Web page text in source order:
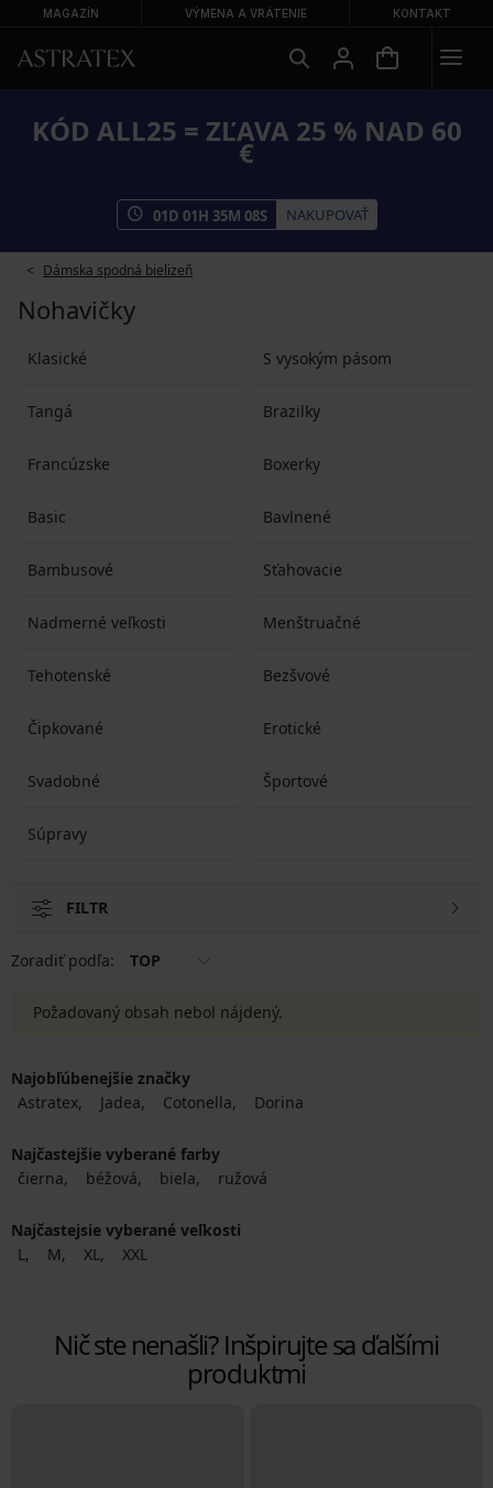
MAGAZÍN VÝMENA A VRÁTENIE KONTAKT
KÓD ALL25 = ZĽAVA 25 % NAD 60
€
01D 01H 35M 08S NAKUPOVAŤ
Dámska spodná bielizeň
Nohavičky
Klasické S vysokým pásom
Tangá Brazilky
Francúzske Boxerky
Basic Bavlnené
Bambusové Sťahovacie
Nadmerné veľkosti Menštruačné
Tehotenské Bezšvové
Čipkované Erotické
Svadobné Športové
Súpravy
FILTR
Zoradiť podľa: TOP
Požadovaný obsah nebol nájdený.
Najobľúbenejšie značky
Astratex
Jadea Cotonella Dorina
Najčastejšie vyberané farby
čierna
béžová biela ružová
Najčastejsie vyberané veľkosti
L
M XL XXL
Nič ste nenašli? Inšpirujte sa ďalšími
produktmi